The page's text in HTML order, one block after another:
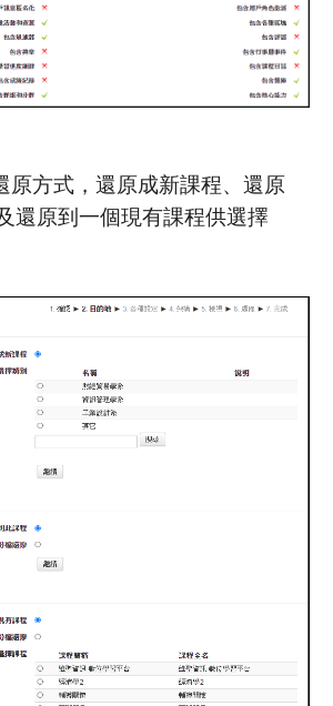
原方式，還原成新課程、還原
還原到一個現有課程供選擇